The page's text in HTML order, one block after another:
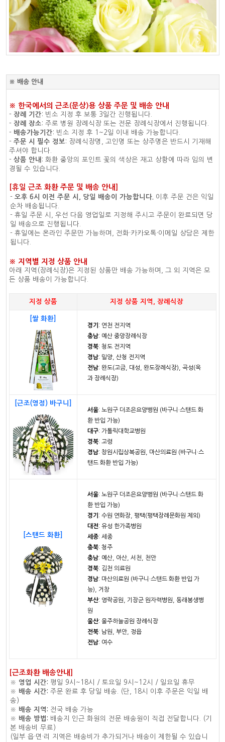
※ 배송 안내
※ 한국에서의 근조(문상)용 상품 주문 및 배송 안내
- 장례 기간: 빈소 지정 후 보통 3일간 진행됩니다.
- 장례 장소: 주로 병원 장례식장 또는 전문 장례식장에서 진행됩니다.
- 배송가능기간: 빈소 지정 후 1~2일 이내 배송 가능합니다.
- 주문 시 필수 정보: 장례식장명, 고인명 또는 상주명은 반드시 기재해
주셔야 합니다.
- 상품 안내 : 화환 중앙의 포인트 꽃의 색상은 재고 상황에 따라 임의 변
경될 수 있습니다.
[휴일 근조 화환 주문 및 배송 안내]
- 오후 6시 이전 주문 시, 당일 배송이 가능합니다.
이후 주문 건은 익일
순차 배송됩니다.
- 휴일 주문 시, 우선 다음 영업일로 지정해 주시고 주문이 완료되면 당
일 배송으로 진행됩니다.
- 휴일에는 온라인 주문만 가능하며, 전화·카카오톡·이메일 상담은 제한
됩니다.
※ 지역별 지정 상품 안내
아래 지역(장례식장)은 지정된 상품만 배송 가능하며, 그 외 지역은 모
든 상품 배송이 가능합니다.
지정 상품 지정 상품 지역, 장례식장
[쌀 화환]
경기 : 연천 전지역
충남: 예산 중앙장례식장
경북: 청도 전지역
경남: 밀양, 산청 전지역
전남: 완도(고금, 대성, 완도장례식장), 곡성(옥
과 장례식장)
[근조(영정) 바구니]
서울: 노원구 더조은요양병원 (바구니·스탠드 화
환 반입 가능)
대구: 가톨릭대학교병원
경북: 고령
경남: 창원시립상복공원, 마산의료원 (바구니·스
탠드 화환 반입 가능)
[스탠드 화환]
서울: 노원구 더조은요양병원 (바구니·스탠드 화
환 반입 가능)
경기 : 수원 연화장, 평택(평택장례문화원 제외)
대전: 유성 한가족병원
세종: 세종
충북: 청주
충남: 예산, 아산, 서천, 천안
경북: 김천 의료원
경남: 마산의료원 (바구니·스탠드 화환 반입 가
능), 거창
부산: 영락공원, 기장군 원자력병원, 동래봉생병
원
울산: 울주하늘공원 장례식장
전북: 남원, 부안, 정읍
전남: 여수
[근조화환 배송안내]
※ 영업 시간: 평일 9시~18시 / 토요일 9시~12시 / 일요일 휴무
※ 배송 시간: 주문 완료 후 당일 배송. (단, 18시 이후 주문은 익일 배
송)
※ 배송 지역: 전국 배송 가능
※ 배송 방법: 배송지 인근 화원의 전문 배송원이 직접 전달합니다. (기
본 배송비 무료)
(일부 읍·면·리 지역은 배송비가 추가되거나 배송이 제한될 수 있습니